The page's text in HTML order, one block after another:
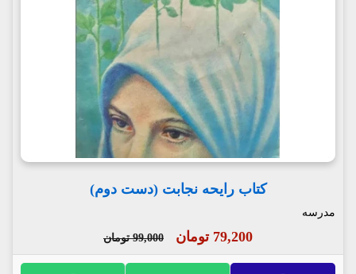
کتاب رایحه نجابت (دست دوم)
مدرسه
79,200 تومان 99,000 تومان